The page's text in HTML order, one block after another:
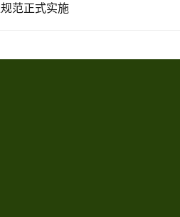
范正式实施